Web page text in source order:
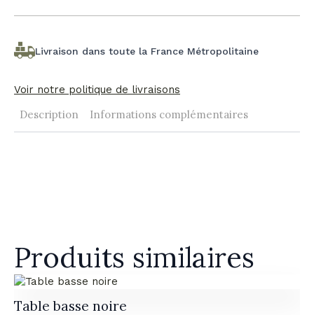
Livraison dans toute la France Métropolitaine
Voir notre politique de livraisons
Description Informations complémentaires
Produits similaires
Table basse noire